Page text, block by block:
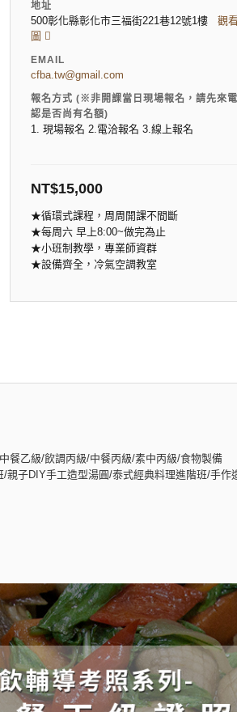
地址
500彰化縣彰化市三福街221巷12號1樓 觀
圖
EMAIL
cfba.tw@gmail.com
報名方式 (※非開課當日現場報名，請先來
認是否尚有名額)
1. 現場報名 2.電洽報名 3.線上報名
NT$15,000
★循環式課程，周周開課不間斷
★每周六 早上8:00~做完為止
★小班制教學，專業師資群
★設備齊全，冷氣空調教室
餐乙級/飲調丙級/中餐丙級/素中丙級/食物製備
子DIY手工造型湯圓/泰式經典料理進階班/手